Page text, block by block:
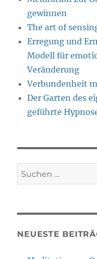
gewinnen
The art of
Erregung und
Modell für
Veränderung
Verbundenheit
Der Garten des
geführte
Suche
nach:
NEUESTE